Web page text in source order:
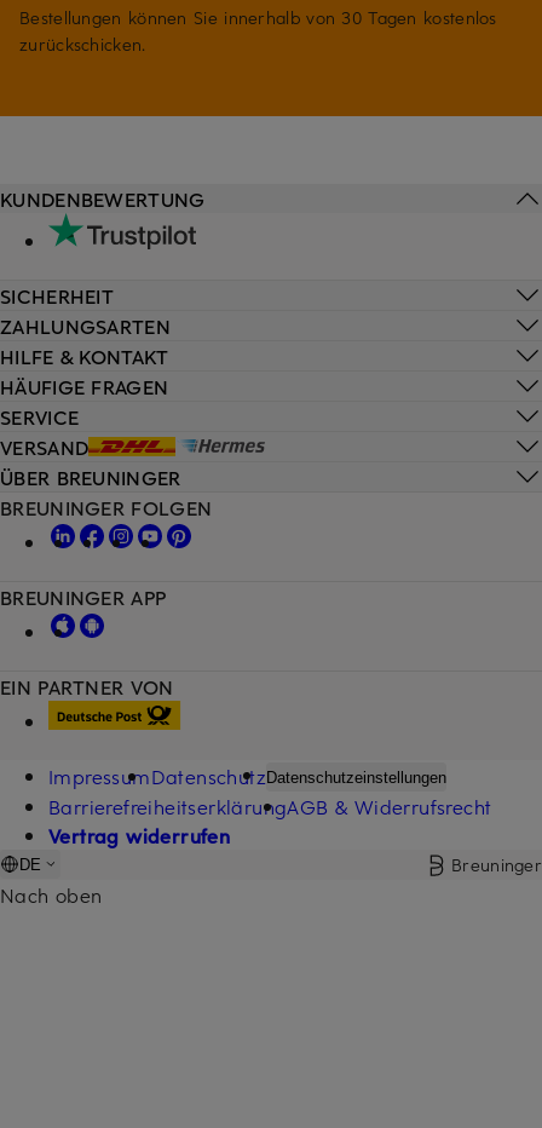
Bestellungen können Sie innerhalb von 30 Tagen kostenlos
zurückschicken.
HILFE & KONTAKT
HÄUFIGE FRAGEN
SERVICE
VERSAND
KUNDENBEWERTUNG
SICHERHEIT
ZAHLUNGSARTEN
ÜBER BREUNINGER
EIN PARTNER VON
BREUNINGER FOLGEN
BREUNINGER APP
ImpressumDatenschutzDatenschutzeinstellungen
BarrierefreiheitserklärungAGB & Widerrufsrecht
Vertrag widerrufen
DE Breuninger
Nach oben